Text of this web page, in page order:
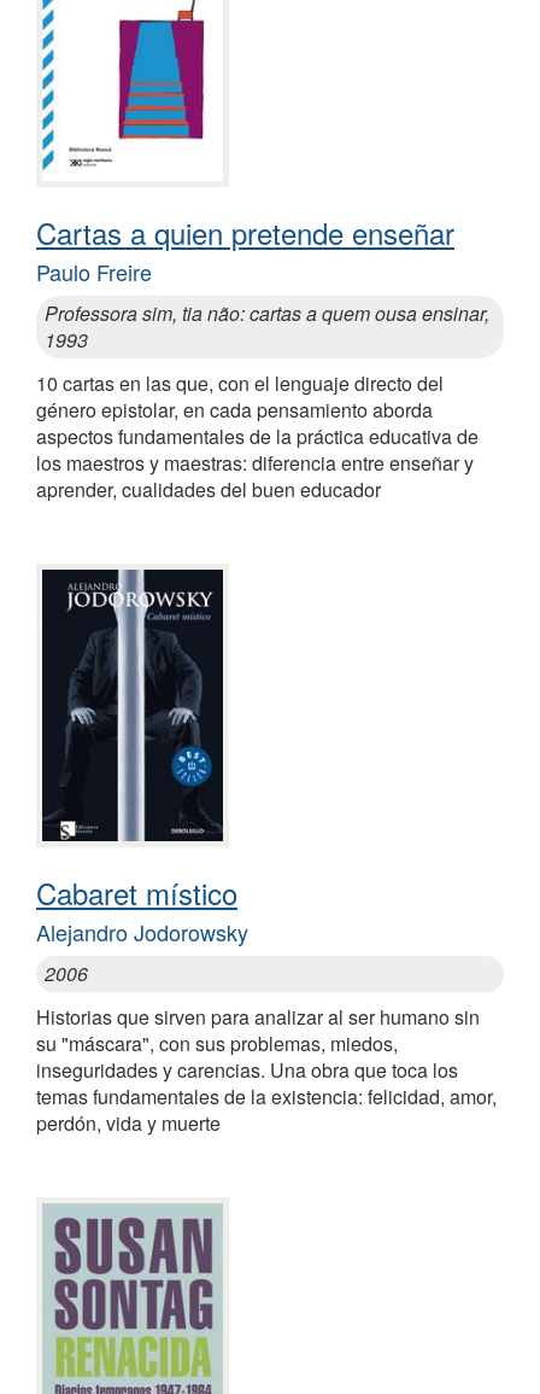
Cartas a quien pretende enseñar
Paulo Freire
Professora sim, tia não: cartas a quem ousa ensinar,
1993
10 cartas en las que, con el lenguaje directo del
género epistolar, en cada pensamiento aborda
aspectos fundamentales de la práctica educativa de
los maestros y maestras: diferencia entre enseñar y
aprender, cualidades del buen educador
Cabaret místico
Alejandro Jodorowsky
2006
Historias que sirven para analizar al ser humano sin
su "máscara", con sus problemas, miedos,
inseguridades y carencias. Una obra que toca los
temas fundamentales de la existencia: felicidad, amor,
perdón, vida y muerte